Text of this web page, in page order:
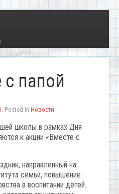
с папой
. Posted in Новости
школы в рамках Дня
к акции «Вместе с
направленный на
семьи, повышение
в воспитании детей.